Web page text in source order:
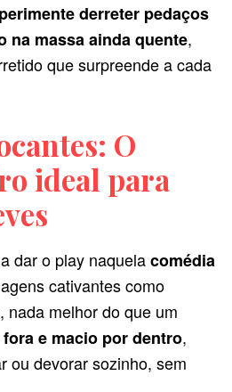
derreter pedaços
na massa ainda quente,
que surpreende a cada
O
ideal para
dar o play naquelacomédia
cativantes como
, nada melhor do que um
e macio por dentro,
ou devorar sozinho, sem